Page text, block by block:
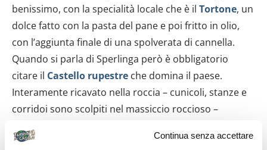
Continua senza accettare
benissimo, con la specialità locale che è il Tortone, un
dolce fatto con la pasta del pane e poi fritto in olio,
con l’aggiunta finale di una spolverata di cannella.
Quando si parla di Sperlinga però è obbligatorio
citare il Castello rupestre che domina il paese.
Interamente ricavato nella roccia – cunicoli, stanze e
corridoi sono scolpiti nel massiccio roccioso –
venendo poi successivamente fortificato dai